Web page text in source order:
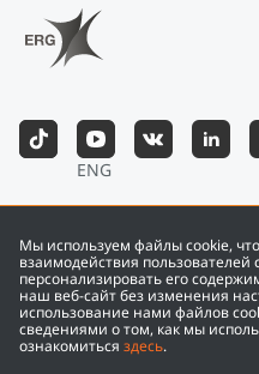
Мы используем файлы cookie,
взаимодействия
персонализировать его
наш веб-сайт без изменения
использование нами файлов
сведениями о том, как мы
ознакомиться здесь.
ENG